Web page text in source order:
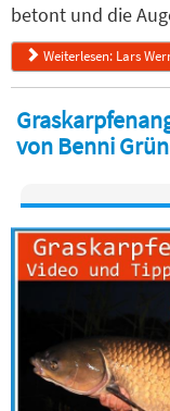
betont und die
Weiterlesen: Lars
von Benni